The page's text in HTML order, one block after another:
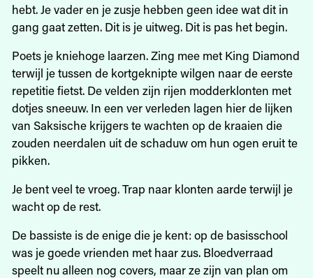
hebt. Je vader en je zusje hebben geen idee wat dit in
gang gaat zetten. Dit is je uitweg. Dit is pas het begin.
Poets je kniehoge laarzen. Zing mee met King Diamond
terwijl je tussen de kortgeknipte wilgen naar de eerste
repetitie fietst. De velden zijn rijen modderklonten met
dotjes sneeuw. In een ver verleden lagen hier de lijken
van Saksische krijgers te wachten op de kraaien die
zouden neerdalen uit de schaduw om hun ogen eruit te
pikken.
Je bent veel te vroeg. Trap naar klonten aarde terwijl je
wacht op de rest.
De bassiste is de enige die je kent: op de basisschool
was je goede vrienden met haar zus. Bloedverraad
speelt nu alleen nog covers, maar ze zijn van plan om